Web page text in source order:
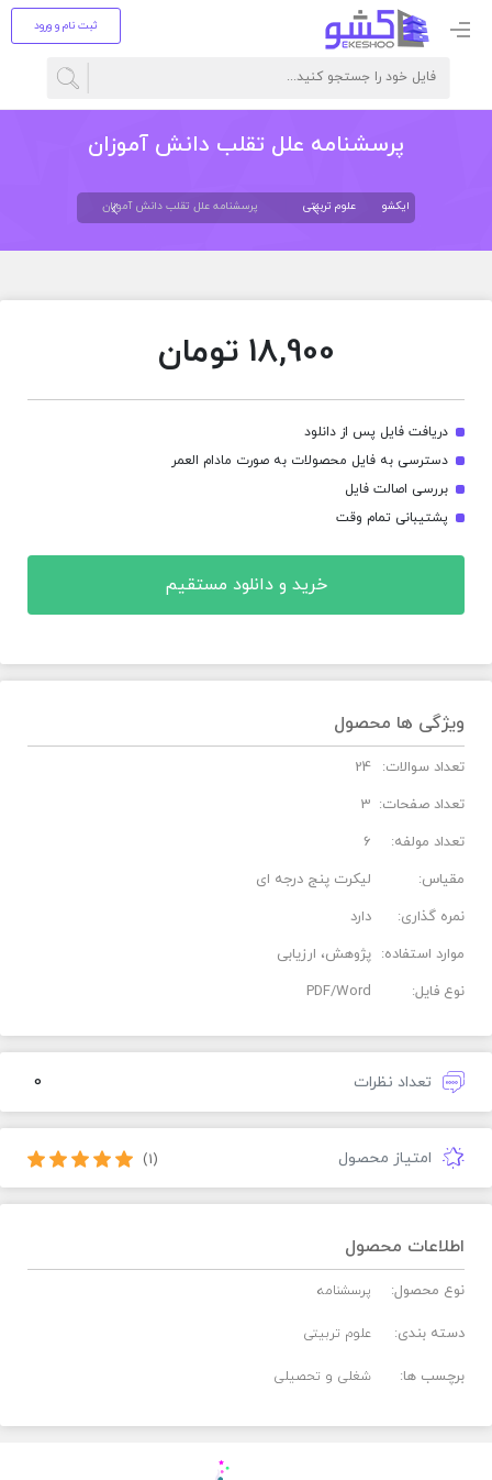
ثبت نام و ورود
پرسشنامه علل تقلب دانش آموزان
ایکشو علوم تربیتی پرسشنامه علل تقلب دانش آموزان
18,900 تومان
دریافت فایل پس از دانلود
دسترسی به فایل محصولات به صورت مادام العمر
بررسی اصالت فایل
پشتیبانی تمام وقت
خرید و دانلود مستقیم
ویژگی ها محصول
تعداد سوالات:
24
تعداد صفحات: 3
تعداد مولفه:
6
مقیاس:
لیکرت پنج درجه ای
نمره گذاری:
دارد
موارد استفاده: پژوهش، ارزیابی
نوع فایل:
PDF/Word
تعداد نظرات 0
امتیاز محصول (1)
اطلاعات محصول
نوع محصول: پرسشنامه
دسته بندی: علوم تربیتی
برچسب ها: شغلی و تحصیلی